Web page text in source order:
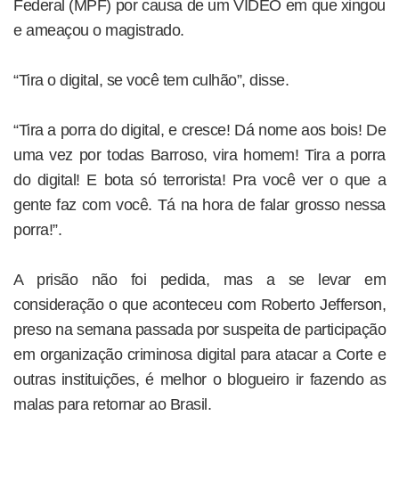
Federal (MPF) por causa de um VÍDEO em que xingou
e ameaçou o magistrado.
“Tira o digital, se você tem culhão”, disse.
“Tira a porra do digital, e cresce! Dá nome aos bois! De
uma vez por todas Barroso, vira homem! Tira a porra
do digital! E bota só terrorista! Pra você ver o que a
gente faz com você. Tá na hora de falar grosso nessa
porra!”.
A prisão não foi pedida, mas a se levar em
consideração o que aconteceu com Roberto Jefferson,
preso na semana passada por suspeita de participação
em organização criminosa digital para atacar a Corte e
outras instituições, é melhor o blogueiro ir fazendo as
malas para retornar ao Brasil.